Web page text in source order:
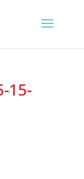
15-